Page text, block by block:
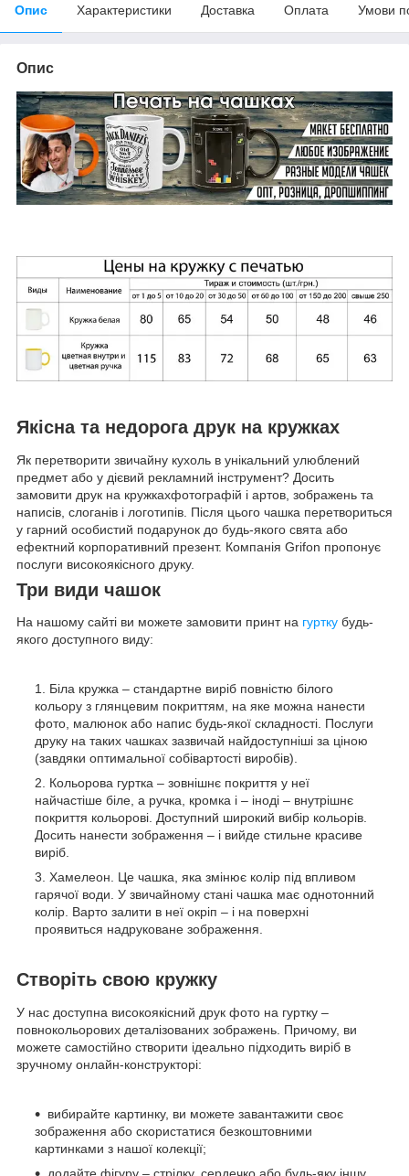
Опис Характеристики Доставка Оплата Умови
Опис
Якісна та недорога друк на кружках
Як перетворити звичайну кухоль в унікальний улюблений
предмет або у дієвий рекламний інструмент? Досить
замовити друк на кружкахфотографій і артов, зображень та
написів, слоганів і логотипів. Після цього чашка перетвориться
у гарний особистий подарунок до будь-якого свята або
ефектний корпоративний презент. Компанія Grifon пропонує
послуги високоякісного друку.
Три види чашок
На нашому сайті ви можете замовити принт на гуртку будь-
якого доступного виду:
Біла кружка – стандартне виріб повністю білого
кольору з глянцевим покриттям, на яке можна нанести
фото, малюнок або напис будь-якої складності. Послуги
друку на таких чашках зазвичай найдоступніші за ціною
(завдяки оптимальної собівартості виробів).
Кольорова гуртка – зовнішнє покриття у неї
найчастіше біле, а ручка, кромка і – іноді – внутрішнє
покриття кольорові. Доступний широкий вибір кольорів.
Досить нанести зображення – і вийде стильне красиве
виріб.
Хамелеон. Це чашка, яка змінює колір під впливом
гарячої води. У звичайному стані чашка має однотонний
колір. Варто залити в неї окріп – і на поверхні
проявиться надруковане зображення.
Створіть свою кружку
У нас доступна високоякісний друк фото на гуртку –
повнокольорових деталізованих зображень. Причому, ви
можете самостійно створити ідеально підходить виріб в
зручному онлайн-конструкторі:
вибирайте картинку, ви можете завантажити своє
зображення або скористатися безкоштовними
картинками з нашої колекції;